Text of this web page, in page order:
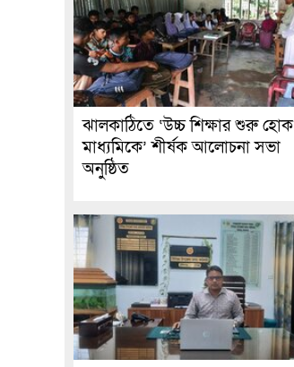
ঝালকাঠিতে ‘উচ্চ শিক্ষার শুরু হোক
মাধ্যমিকে’ শীর্ষক আলোচনা সভা
অনুষ্ঠিত